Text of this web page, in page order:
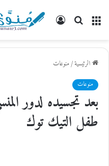
القائمة
بحث
تسجيل
الرئيسية/منوعات
منوعات
بعد تجسيده لدور
طفل التيك توك